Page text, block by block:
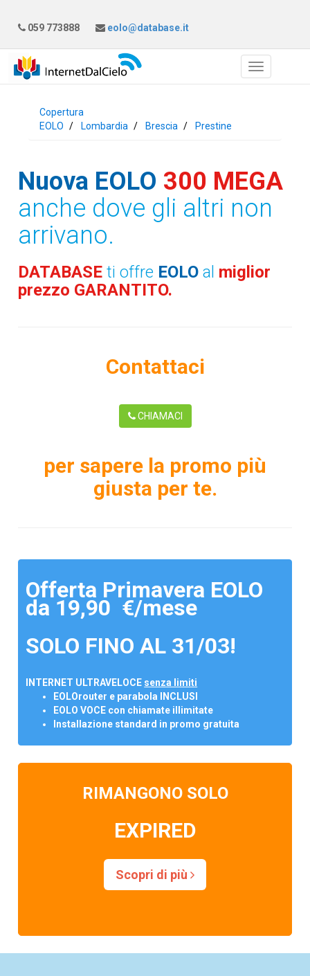
059 773888 eolo@database.it
Copertura
EOLO
Lombardia Brescia Prestine
Nuova EOLO 300 MEGA
anche dove gli altri non
arrivano.
DATABASEti offre EOLO al miglior
prezzo GARANTITO.
Contattaci
CHIAMACI
per sapere la promo più
giusta per te.
Offerta Primavera EOLO
da 19,90 €/mese
SOLO FINO AL 31/03!
INTERNET ULTRAVELOCE senza limiti
EOLOrouter e parabola INCLUSI
EOLO VOCE con chiamate illimitate
Installazione standard in promo gratuita
RIMANGONO SOLO
EXPIRED
Scopri di più